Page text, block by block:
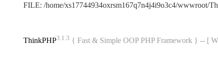
FILE: /home/xs17744934oxrsm167q7n4j4i9o3c4/
ThinkPHP3.1.3 { Fast & Simple OOP PHP Framework } -- [